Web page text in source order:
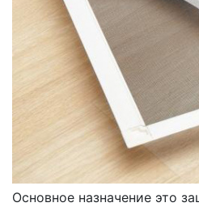
МОСКИТНЫЕ СЕТКИ
ОКОННЫЕ
Основное назначение это